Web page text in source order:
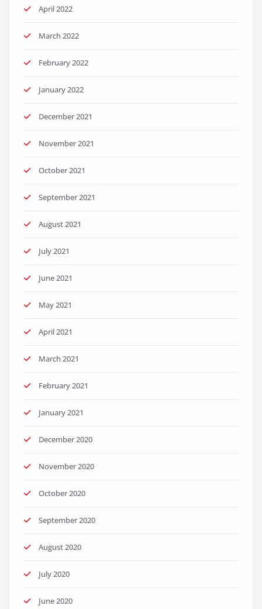
April 2022
March 2022
February 2022
January 2022
December 2021
November 2021
October 2021
September 2021
August 2021
July 2021
June 2021
May 2021
April 2021
March 2021
February 2021
January 2021
December 2020
November 2020
October 2020
September 2020
August 2020
July 2020
June 2020